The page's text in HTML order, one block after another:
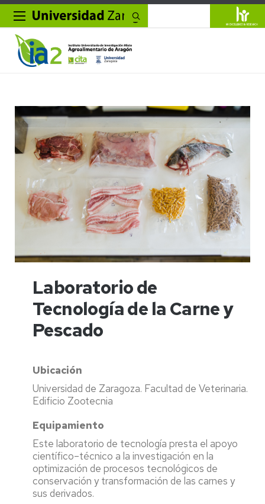
Laboratorio de
Tecnología de la Carne y
Pescado
Ubicación
Universidad de Zaragoza. Facultad de Veterinaria.
Edificio Zootecnia
Equipamiento
Este laboratorio de tecnología presta el apoyo
científico–técnico a la investigación en la
optimización de procesos tecnológicos de
conservación y transformación de las carnes y
sus derivados.